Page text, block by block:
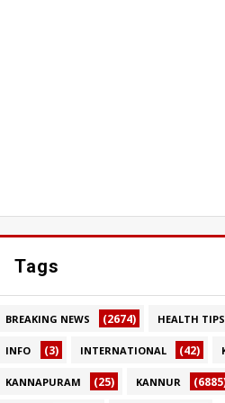
Tags
BREAKING NEWS (2674) HEALTH TIPS
INFO (3) INTERNATIONAL (42)
KANNAPURAM (25) KANNUR